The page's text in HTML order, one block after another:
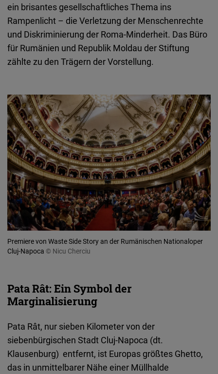
ein brisantes gesellschaftliches Thema ins
Rampenlicht – die Verletzung der Menschenrechte
und Diskriminierung der Roma-Minderheit. Das Büro
für Rumänien und Republik Moldau der Stiftung
zählte zu den Trägern der Vorstellung.
Premiere von Waste Side Story an der Rumänischen Nationaloper
Cluj-Napoca © Nicu Cherciu
Pata Rât: Ein Symbol der
Marginalisierung
Pata Rât, nur sieben Kilometer von der
siebenbürgischen Stadt Cluj-Napoca (dt.
Klausenburg) entfernt, ist Europas größtes Ghetto,
das in unmittelbarer Nähe einer Müllhalde
Flickr
Embed
Newsletter2go
Embed
Podigee
Embed
D.Vinci
Embed
Typeform
Embed